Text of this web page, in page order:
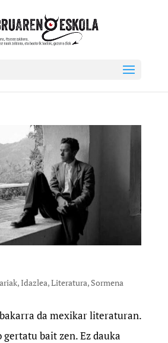
,Idazlea,Literatura, Sormena
da mexikar literaturan.
bait zen. Ez dauka